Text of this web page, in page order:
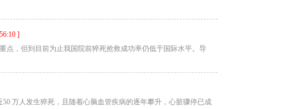
]
点，但到目前为止我国院前猝死抢救成功率仍低于国际水平。导
万人发生猝死，且随着心脑血管疾病的逐年攀升，心脏骤停已成